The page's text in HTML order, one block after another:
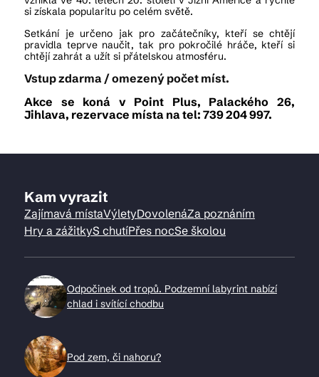
© 2026 Brána Jihlavy
si získala popularitu po celém světě.
Setkání je určeno jak pro začátečníky, kteří se chtějí
pravidla teprve naučit, tak pro pokročilé hráče, kteří si
chtějí zahrát a užít si přátelskou atmosféru.
Vstup zdarma / omezený počet míst.
Akce se koná v Point Plus, Palackého 26,
Jihlava, rezervace místa na tel: 739 204 997.
Kam vyrazit
Zajímavá místaVýletyDovolenáZa poznáním
Hry a zážitkyS chutíPřes nocSe školou
Odpočinek od tropů. Podzemní labyrint nabízí
chlad i svítící chodbu
Pod zem, či nahoru?